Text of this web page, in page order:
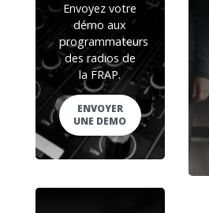
Envoyez votre
démo aux
programmateurs
des radios de
la FRAP.
ENVOYER
UNE DEMO